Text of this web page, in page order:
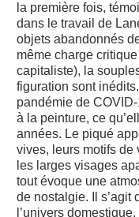
la première fois,
dans le travail de
objets abandonnés
même charge
capitaliste), la
figuration sont
pandémie de
à la peinture, ce
années. Le piqué
vives, leurs motifs de
les larges visages
tout évoque une
de nostalgie. Il s’agit
l’univers